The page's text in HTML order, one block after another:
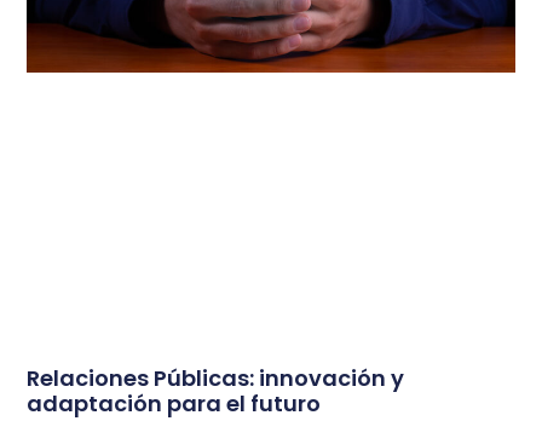
Relaciones Públicas: innovación y
adaptación para el futuro